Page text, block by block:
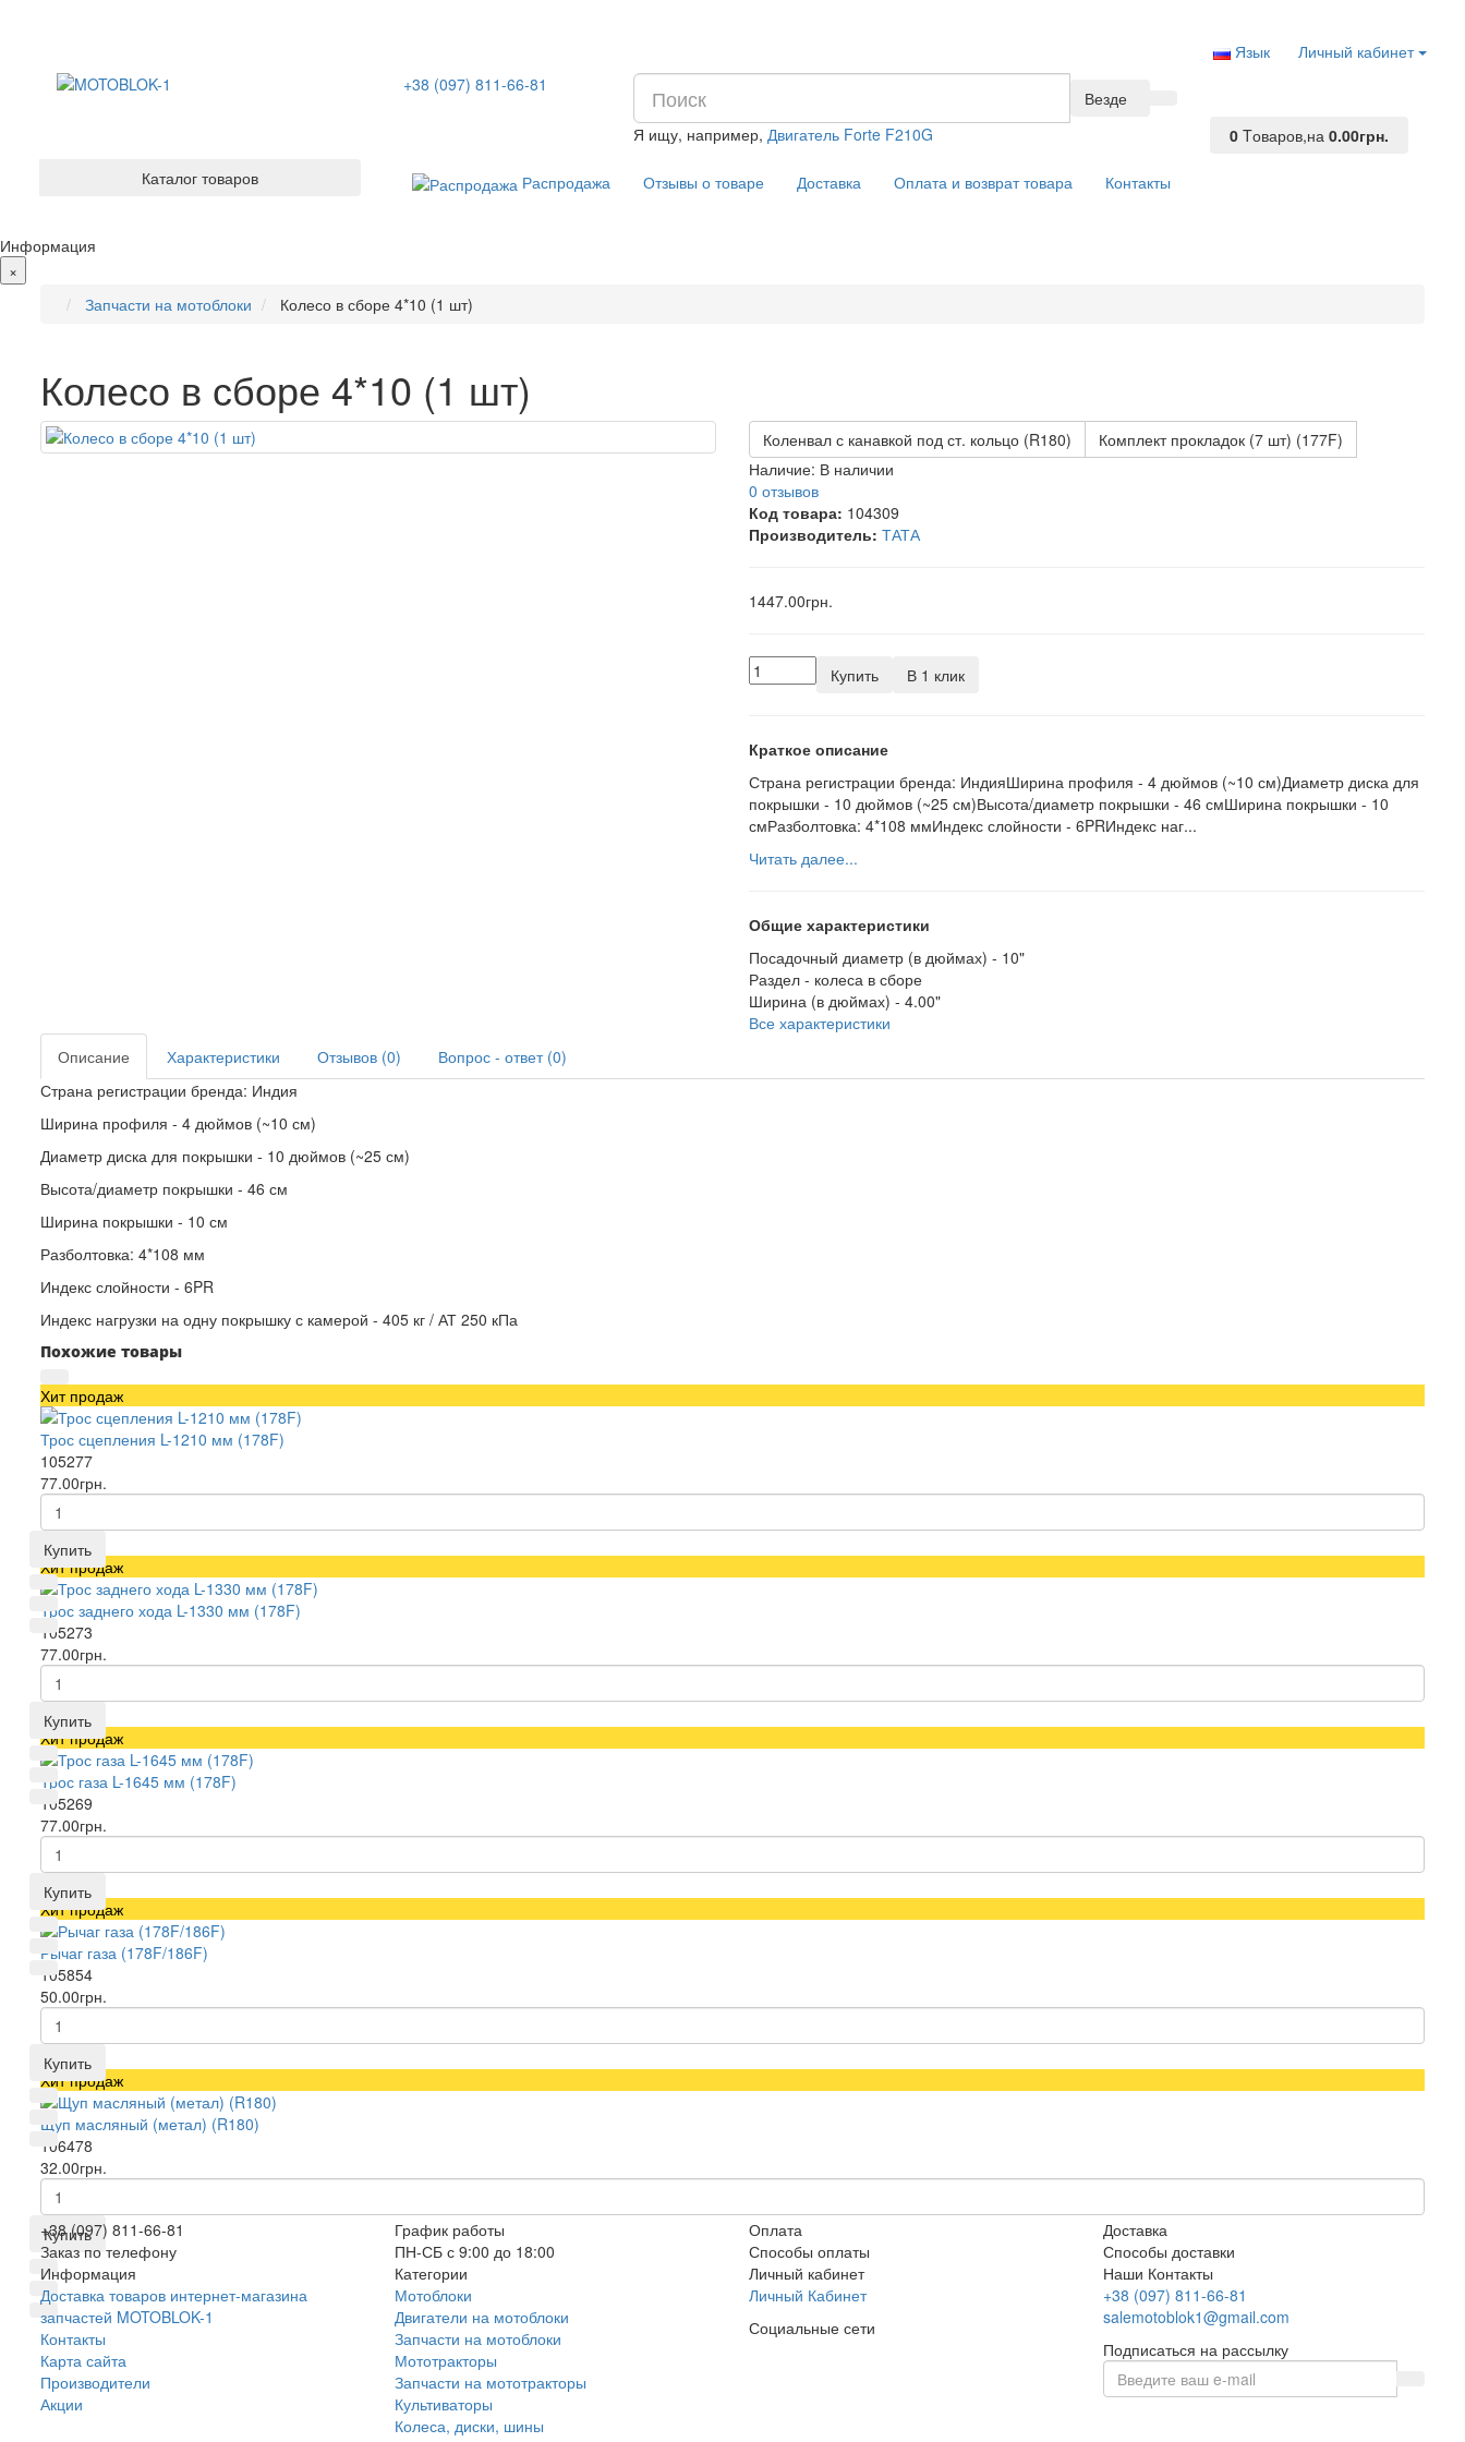
Личный кабинет
Язык
+38 (097) 811-66-81
Везде
Я ищу, например,Двигатель Forte F210G 0 Tоваров,на0.00грн.
Каталог товаров
Распродажа Отзывы о товаре Доставка Оплата и возврат товара Контакты
Информация
×
Запчасти на мотоблоки
Колесо в сборе 4*10 (1 шт)
Колесо в сборе 4*10 (1 шт)
Коленвал с канавкой под ст. кольцо (R180)
Комплект прокладок (7 шт) (177F)
Наличие: В наличии
0 отзывов
Код товара: 104309
Производитель: ТАТА
1447.00грн.
Купить В 1 клик
Краткое описание
Страна регистрации бренда: ИндияШирина профиля - 4 дюймов (~10 см)Диаметр диска для
покрышки - 10 дюймов (~25 см)Высота/диаметр покрышки - 46 смШирина покрышки - 10
смРазболтовка: 4*108 ммИндекс слойности - 6PRИндекс наг...
Читать далее...
Общие характеристики
Посадочный диаметр (в дюймах) - 10"
Раздел - колеса в сборе
Ширина (в дюймах) - 4.00"
Все характеристики
Описание
Характеристики Отзывов (0)
Вопрос - ответ (0)
Страна регистрации бренда: Индия
Ширина профиля - 4 дюймов (~10 см)
Диаметр диска для покрышки - 10 дюймов (~25 см)
Высота/диаметр покрышки - 46 см
Ширина покрышки - 10 см
Разболтовка: 4*108 мм
Индекс слойности - 6PR
Индекс нагрузки на одну покрышку с камерой - 405 кг / АТ 250 кПа
Похожие товары
Хит продаж
Трос сцепления L-1210 мм (178F)
105277
77.00грн.
Купить
Хит продаж
Трос заднего хода L-1330 мм (178F)
105273
77.00грн.
Купить
Хит продаж
Трос газа L-1645 мм (178F)
105269
77.00грн.
Купить
Хит продаж
Рычаг газа (178F/186F)
105854
50.00грн.
Купить
Хит продаж
Щуп масляный (метал) (R180)
106478
32.00грн.
Купить
+38 (097) 811-66-81
Заказ по телефону
График работы
ПН-СБ с 9:00 до 18:00
Оплата
Способы оплаты
Доставка
Способы доставки
Информация
Доставка товаров интернет-магазина
запчастей MOTOBLOK-1
Контакты
Карта сайта
Производители
Акции
Категории
Мотоблоки
Двигатели на мотоблоки
Запчасти на мотоблоки
Мототракторы
Запчасти на мототракторы
Культиваторы
Колеса, диски, шины
Личный кабинет
Личный Кабинет
Социальные сети
Наши Контакты
+38 (097) 811-66-81
salemotoblok1@gmail.com
Подписаться на рассылку